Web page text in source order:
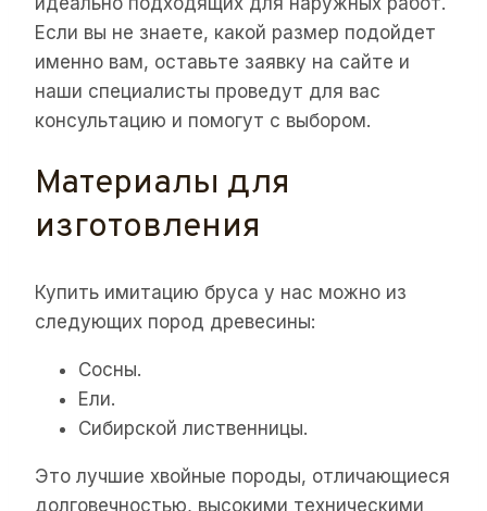
Если вы не знаете, какой размер подойдет
именно вам, оставьте заявку на сайте и
наши специалисты проведут для вас
консультацию и помогут с выбором.
Материалы для
изготовления
Купить имитацию бруса у нас можно из
следующих пород древесины:
Сосны.
Ели.
Сибирской лиственницы.
Это лучшие хвойные породы, отличающиеся
долговечностью, высокими техническими